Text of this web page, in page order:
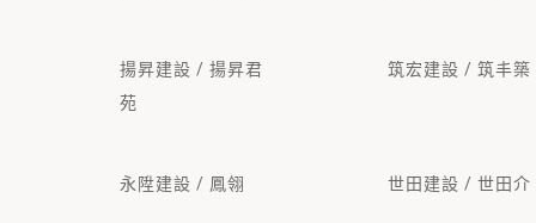
揚昇建設 / 揚昇君
苑
筑宏建設 / 筑丰築
永陞建設 / 鳳翎 世田建設 / 世田介